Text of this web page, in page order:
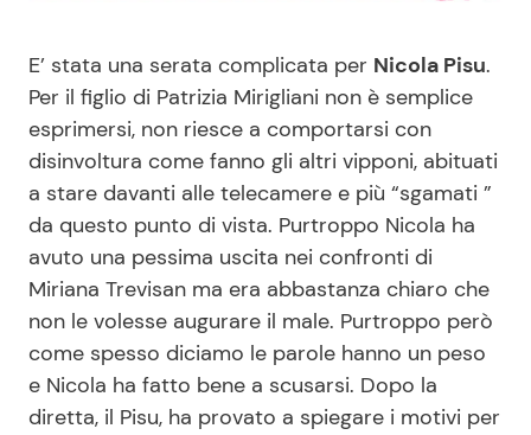
Moda e Style
Mondo Mamma
News benessere
Salute
Viaggi e Turismo
Dolci
Le Ricette in TV
Primi Piatti
Ricette Facili e Veloci
Ricette Feste
E’ stata una serata complicata per Nicola Pisu.
Per il figlio di Patrizia Mirigliani non è semplice
esprimersi, non riesce a comportarsi con
disinvoltura come fanno gli altri vipponi, abituati
a stare davanti alle telecamere e più “sgamati ”
da questo punto di vista. Purtroppo Nicola ha
avuto una pessima uscita nei confronti di
Miriana Trevisan ma era abbastanza chiaro che
non le volesse augurare il male. Purtroppo però
come spesso diciamo le parole hanno un peso
e Nicola ha fatto bene a scusarsi. Dopo la
diretta, il Pisu, ha provato a spiegare i motivi per